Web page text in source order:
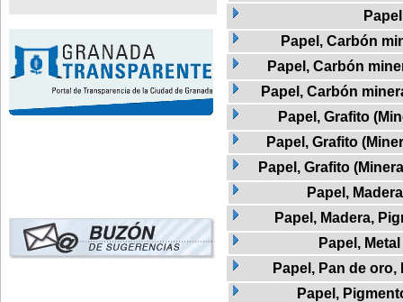
Papel
Papel, Carbón
Papel, Carbón
Papel, Carbón
Papel, Grafito
Papel, Grafito
Papel, Grafito
Papel, Madera
Papel, Madera,
Papel, Metal
Papel, Pan de oro,
Papel,